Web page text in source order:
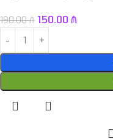
190.00₼ 150.00 ₼